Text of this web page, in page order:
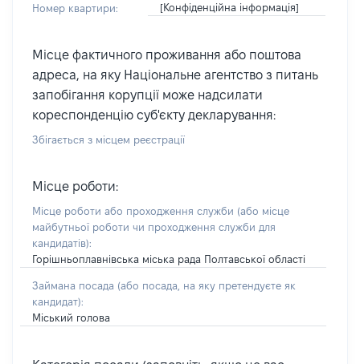
Номер квартири: [Конфіденційна інформація]
Місце фактичного проживання або поштова
адреса, на яку Національне агентство з питань
запобігання корупції може надсилати
кореспонденцію суб'єкту декларування:
Збігається з місцем реєстрації
Місце роботи:
Місце роботи або проходження служби (або місце
майбутньої роботи чи проходження служби для
кандидатів):
Горішньоплавнівська міська рада Полтавської області
Займана посада (або посада, на яку претендуєте як
кандидат):
Міський голова